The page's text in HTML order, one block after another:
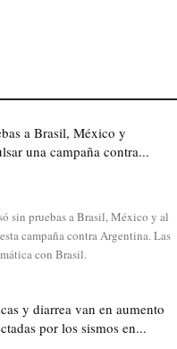
a Brasil, México y
una campaña contra...
sin pruebas a Brasil, México y al
campaña contra Argentina. Las
con Brasil.
y diarrea van en aumento
por los sismos en...